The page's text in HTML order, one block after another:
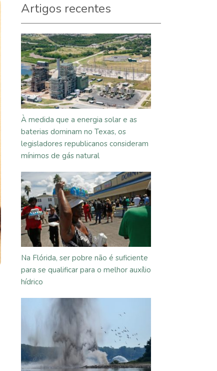
Artigos recentes
À medida que a energia solar e as
baterias dominam no Texas, os
legisladores republicanos consideram
mínimos de gás natural
Na Flórida, ser pobre não é suficiente
para se qualificar para o melhor auxílio
hídrico